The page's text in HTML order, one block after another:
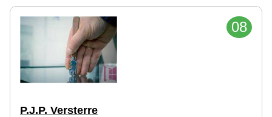
08
P.J.P. Versterre